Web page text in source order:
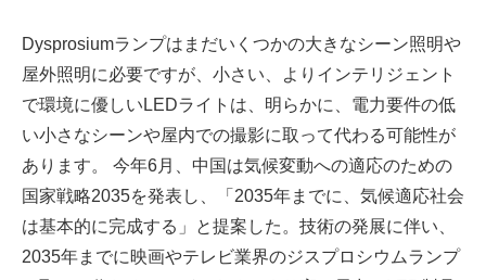
Dysprosiumランプはまだいくつかの大きなシーン照明や
屋外照明に必要ですが、小さい、よりインテリジェント
で環境に優しいLEDライトは、明らかに、電力要件の低
い小さなシーンや屋内での撮影に取って代わる可能性が
あります。 今年6月、中国は気候変動への適応のための
国家戦略2035を発表し、「2035年までに、気候適応社会
は基本的に完成する」と提案した。技術の発展に伴い、
2035年までに映画やテレビ業界のジスプロシウムランプ